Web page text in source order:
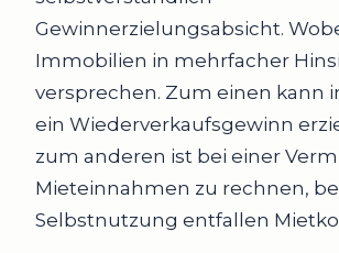
Gewinnerzielungsabsicht.
Immobilien in mehrfacher
versprechen. Zum einen kann
ein Wiederverkaufsgewinn
zum anderen ist bei einer
Mieteinnahmen zu rechnen,
Selbstnutzung entfallen